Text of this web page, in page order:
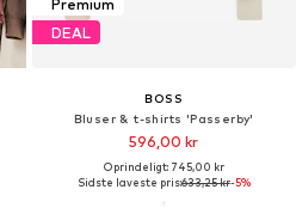
Premium
DEAL
BOSS
Bluser & t-shirts 'Passerby'
596,00 kr
Oprindeligt: 745,00 kr
Sidste laveste pris:633,25 kr-5%